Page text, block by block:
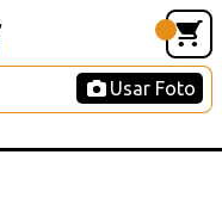
Usar Foto